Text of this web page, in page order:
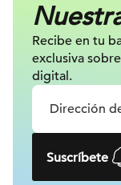
Recibe en tu
exclusiva
digital.
Suscríbete